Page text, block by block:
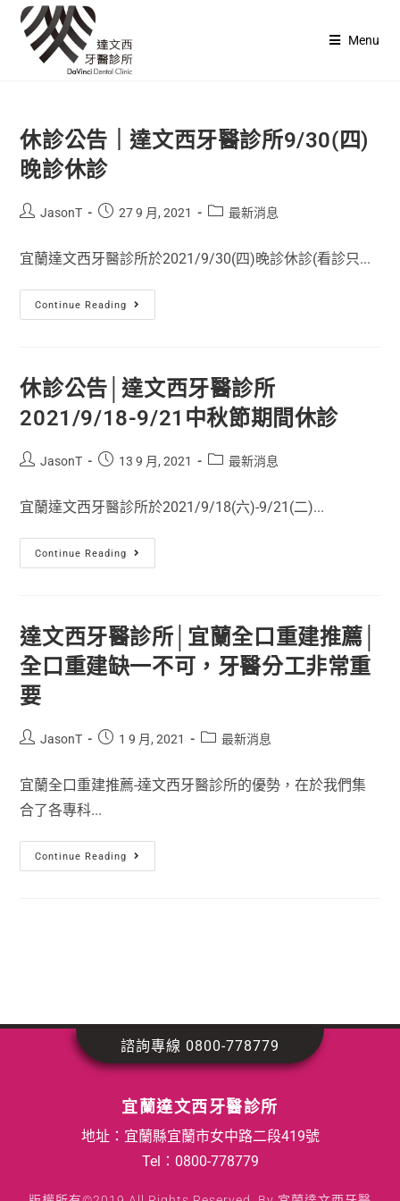
Menu
休診公告｜達文西牙醫診所9/30(四)
晚診休診
JasonT 27 9 月, 2021 最新消息
宜蘭達文西牙醫診所於2021/9/30(四)晚診休診(看診只...
Continue Reading
休診公告│達文西牙醫診所
2021/9/18-9/21中秋節期間休診
JasonT 13 9 月, 2021 最新消息
宜蘭達文西牙醫診所於2021/9/18(六)-9/21(二)...
Continue Reading
達文西牙醫診所│宜蘭全口重建推薦│
全口重建缺一不可，牙醫分工非常重
要
JasonT 1 9 月, 2021 最新消息
宜蘭全口重建推薦-達文西牙醫診所的優勢，在於我們集
合了各專科...
Continue Reading
宜蘭達文西牙醫診所
地址：宜蘭縣宜蘭市女中路二段419號
Tel： 0800-778779
諮詢專線 0800-778779